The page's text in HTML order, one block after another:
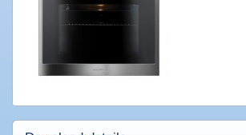
downloaden
Populaire